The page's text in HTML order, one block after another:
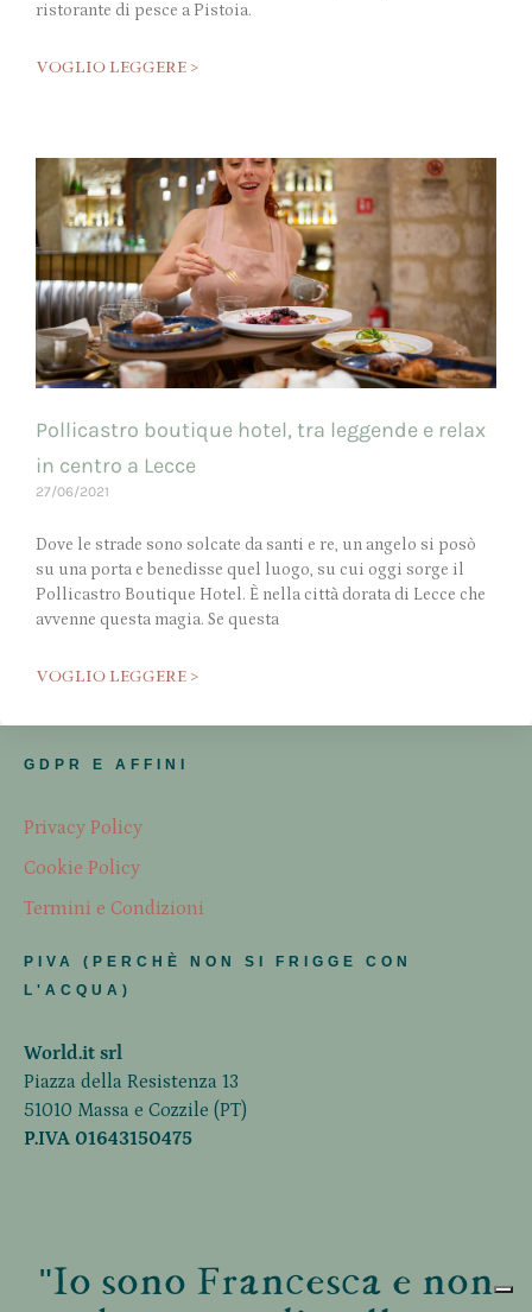
ristorante di pesce a Pistoia.
VOGLIO LEGGERE >
Pollicastro boutique hotel, tra leggende e relax
in centro a Lecce
27/06/2021
Dove le strade sono solcate da santi e re, un angelo si posò
su una porta e benedisse quel luogo, su cui oggi sorge il
Pollicastro Boutique Hotel. È nella città dorata di Lecce che
avvenne questa magia. Se questa
VOGLIO LEGGERE >
GDPR E AFFINI
Privacy Policy
Cookie Policy
Termini e Condizioni
PIVA (PERCHÈ NON SI FRIGGE CON
L'ACQUA)
World.it srl
Piazza della Resistenza 13
51010 Massa e Cozzile (PT)
P.IVA 01643150475
"Io sono Francesca e non